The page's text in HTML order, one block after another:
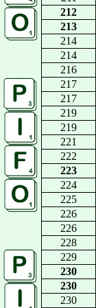
212
213
214
214
216
217
217
219
219
221
222
223
224
225
226
226
228
229
230
230
230